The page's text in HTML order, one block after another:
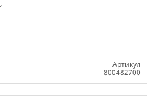
Артикул
800482700